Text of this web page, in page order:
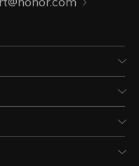
полимерна